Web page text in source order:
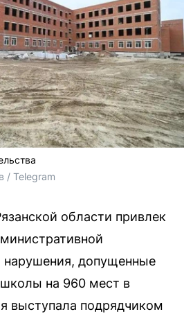
/ Telegram
области привлек
нарушения, допущенные
на 960 мест в
выступала подрядчиком